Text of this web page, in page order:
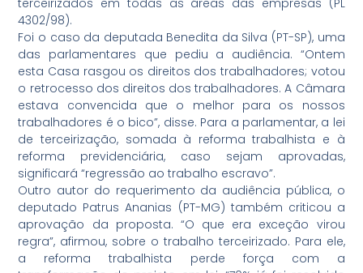
4302/98).
Foi o caso da deputada Benedita da Silva (PT-SP), uma
das parlamentares que pediu a audiência. “Ontem
esta Casa rasgou os direitos dos trabalhadores; votou
o retrocesso dos direitos dos trabalhadores. A Câmara
estava convencida que o melhor para os nossos
trabalhadores é o bico”, disse. Para a parlamentar, a lei
de terceirização, somada à reforma trabalhista e à
reforma previdenciária, caso sejam aprovadas,
significará “regressão ao trabalho escravo”.
Outro autor do requerimento da audiência pública, o
deputado Patrus Ananias (PT-MG) também criticou a
aprovação da proposta. “O que era exceção virou
regra”, afirmou, sobre o trabalho terceirizado. Para ele,
a reforma trabalhista perde força com a